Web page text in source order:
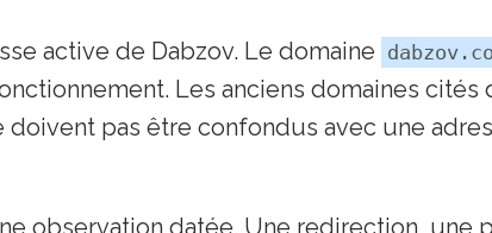
active de Dabzov. Le domaine
Les anciens domaines cités
doivent pas être confondus avec une
observation datée. Une redirection, une